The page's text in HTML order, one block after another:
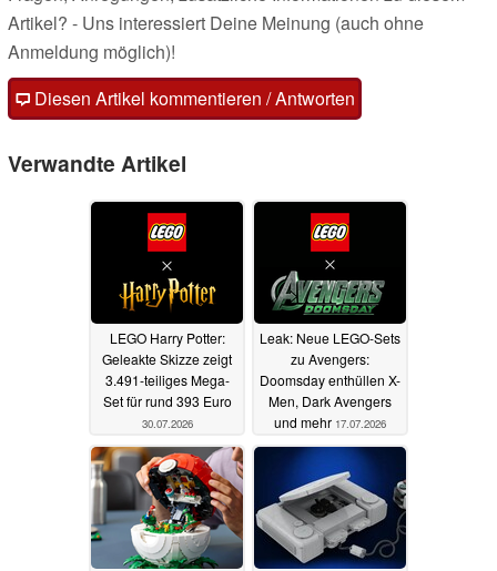
Artikel? - Uns interessiert Deine Meinung (auch ohne
Anmeldung möglich)!
Diesen Artikel kommentieren / Antworten
Verwandte Artikel
LEGO Harry Potter:
Geleakte Skizze zeigt
3.491-teiliges Mega-
Set für rund 393 Euro
30.07.2026
Leak: Neue LEGO-Sets
zu Avengers:
Doomsday enthüllen X-
Men, Dark Avengers
und mehr 17.07.2026